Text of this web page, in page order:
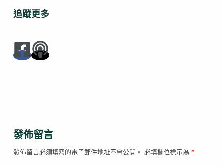
追蹤更多
發佈留言
發佈留言必須填寫的電子郵件地址不會公開。 必填欄位標示為 *